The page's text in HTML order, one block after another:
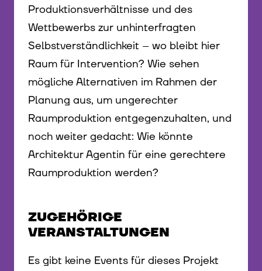
Produktionsverhältnisse und des
Wettbewerbs zur unhinterfragten
Selbstverständlichkeit – wo bleibt hier
Raum für Intervention? Wie sehen
mögliche Alternativen im Rahmen der
Planung aus, um ungerechter
Raumproduktion entgegenzuhalten, und
noch weiter gedacht: Wie könnte
Architektur Agentin für eine gerechtere
Raumproduktion werden?
ZUGEHÖRIGE
VERANSTALTUNGEN
Es gibt keine Events für dieses Projekt